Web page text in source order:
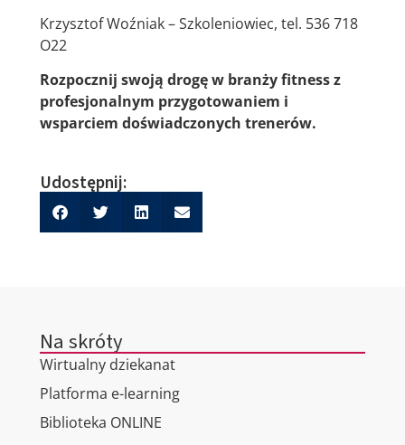
Krzysztof Woźniak – Szkoleniowiec, tel. 536 718
O22
Rozpocznij swoją drogę w branży fitness z
profesjonalnym przygotowaniem i
wsparciem doświadczonych trenerów.
Udostępnij:
Na skróty
Wirtualny dziekanat
Platforma e-learning
Biblioteka ONLINE